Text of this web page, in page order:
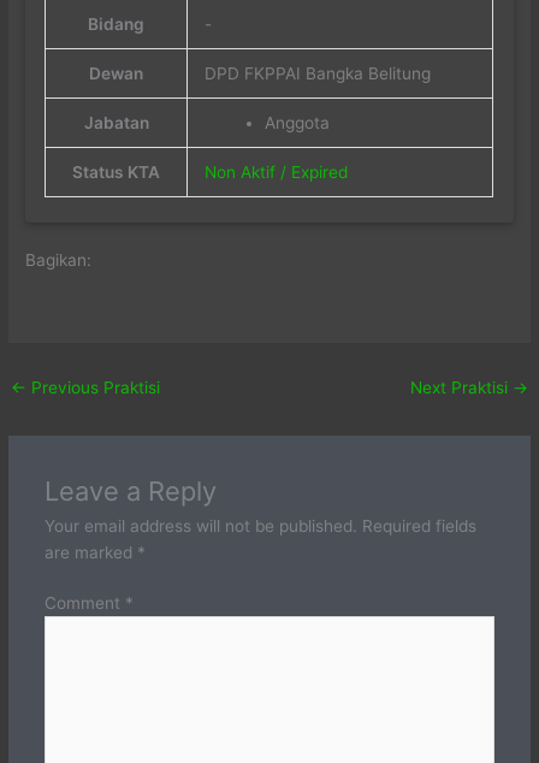
Bidang -
Dewan DPD FKPPAI Bangka Belitung
Jabatan Anggota
Status KTA Non Aktif / Expired
Bagikan:
← Previous Praktisi Next Praktisi →
Leave a Reply
Your email address will not be published.
Required fields
are marked *
Comment *